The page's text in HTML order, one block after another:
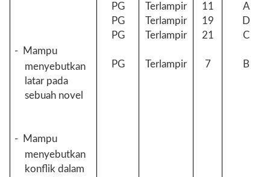
-
Mampu
menyebutkan
latar pada
sebuah novel
-
Mampu
menyebutkan
konflik dalam
PG
PG
PG
PG
Terlampir
Terlampir
Terlampir
Terlampir
11
19
21
7
A
D
C
B